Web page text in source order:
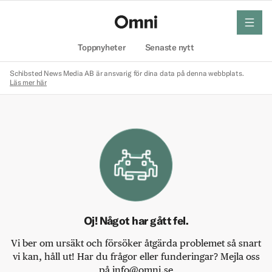
Toppnyheter Senaste nytt
meny
Schibsted News Media AB är ansvarig för dina data på denna webbplats.
Läs mer här
Oj! Något har gått fel.
Vi ber om ursäkt och försöker åtgärda problemet så snart
vi kan, håll ut! Har du frågor eller funderingar? Mejla oss